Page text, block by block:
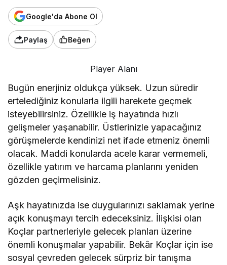
Google'da Abone Ol
Paylaş Beğen
Player Alanı
Bugün enerjiniz oldukça yüksek. Uzun süredir
ertelediğiniz konularla ilgili harekete geçmek
isteyebilirsiniz. Özellikle iş hayatında hızlı
gelişmeler yaşanabilir. Üstlerinizle yapacağınız
görüşmelerde kendinizi net ifade etmeniz önemli
olacak. Maddi konularda acele karar vermemeli,
özellikle yatırım ve harcama planlarını yeniden
gözden geçirmelisiniz.
Aşk hayatınızda ise duygularınızı saklamak yerine
açık konuşmayı tercih edeceksiniz. İlişkisi olan
Koçlar partnerleriyle gelecek planları üzerine
önemli konuşmalar yapabilir. Bekâr Koçlar için ise
sosyal çevreden gelecek sürpriz bir tanışma